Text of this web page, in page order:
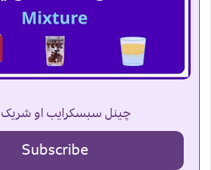
چینل سبسکرایب او
Subscribe